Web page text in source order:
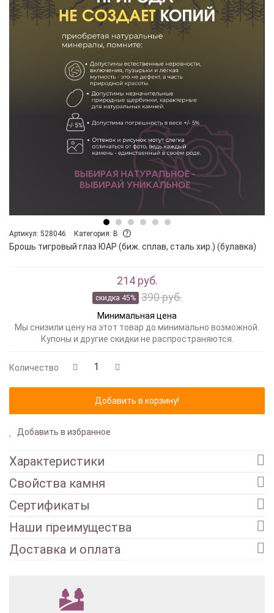
Артикул: 528046 Категория: B
Брошь тигровый глаз ЮАР (биж. сплав, сталь хир.) (булавка)
214 руб.
скидка 45% 390 руб.
Минимальная цена
Мы снизили цену на этот товар до минимально возможной.
Купоны и другие скидки не распространяются.
Количество
Добавить в избранное
Характеристики
Свойства камня
Сертификаты
Наши преимущества
Доставка и оплата